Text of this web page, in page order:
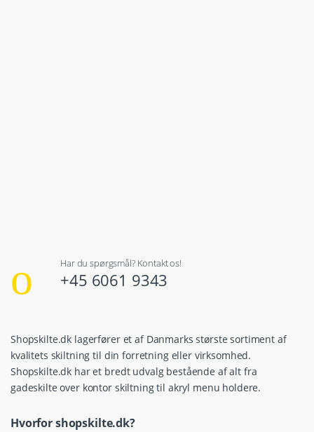
Har du spørgsmål? Kontakt os!
+45 6061 9343
Shopskilte.dk lagerfører et af Danmarks største sortiment af
kvalitets skiltning til din forretning eller virksomhed.
Shopskilte.dk har et bredt udvalg bestående af alt fra
gadeskilte over kontor skiltning til akryl menu holdere.
Hvorfor shopskilte.dk?